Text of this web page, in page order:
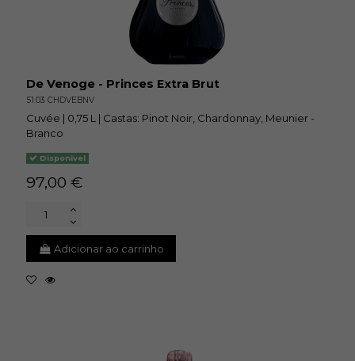
De Venoge - Princes Extra Brut
51.03 CHDVEBNV
Cuvée | 0,75 L | Castas: Pinot Noir, Chardonnay, Meunier -
Branco
Disponivel
97,00 €
Adicionar ao carrinho